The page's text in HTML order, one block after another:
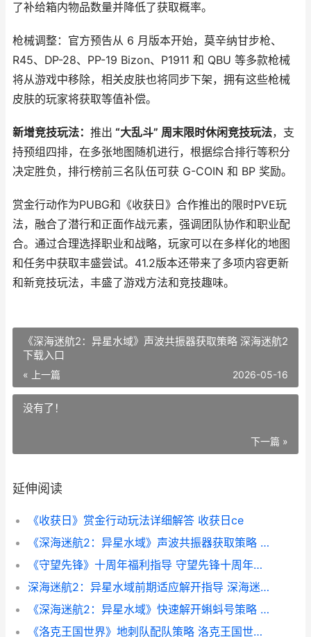
了补给箱内物品数量并降低了获取概率。
枪械调整：官方预告从 6 月版本开始，莫辛纳甘步枪、
R45、DP-28、PP-19 Bizon、P1911 和 QBU 等多款枪械
将从游戏中移除，相关皮肤也将同步下架，拥有这些枪械
皮肤的玩家将获取等值补偿。
新增竞技玩法： 推出 “大乱斗” 周末限时休闲竞技玩法，支
持预组四排，在多张地图随机进行，根据综合排行等积分
决定胜负，排行榜前三名队伍可获 G-COIN 和 BP 奖励。
赏金行动作为PUBG和《收获日》合作推出的限时PVE玩
法，融合了潜行和正面作战元素，强调团队协作和职业配
合。通过合理选择职业和战略，玩家可以在多样化的地图
和任务中获取丰盛尝试。41.2版本还带来了多项内容更新
和新竞技玩法，丰盛了游戏方法和竞技趣味。
《深海迷航2：异星水域》声波共振器获取策略 深海迷航2
下载入口
« 上一篇 2026-05-16
没有了！
下一篇 »
延伸阅读
《收获日》赏金行动玩法详细解答 收获日ce
《深海迷航2：异星水域》声波共振器获取策略 深海迷航2下载入口
《守望先锋》十周年福利指导 守望先锋十周年线下
深海迷航2：异星水域前期适应解开指导 深海迷航2怎么触发剧情
《深海迷航2：异星水域》快速解开蝌蚪号策略 深海迷航2下载安装免费
《洛克王国世界》地刺队配队策略 洛克王国世界官网